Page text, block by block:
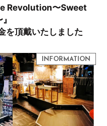
Revolution〜Sweet
を頂戴いたしました